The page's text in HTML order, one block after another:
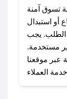
### كيف تحصل على كوبونات خصم حصرية من
للرحلات؟
قم بما
يلي:
- اضغط على أيقونة متابعة لمتجر الوعل للرحلات في
تطبيق صحصح.
تسوق آمنة
أو استبدال
من استلام الطلب. يجب
مستخدمة.
عبر موقعنا